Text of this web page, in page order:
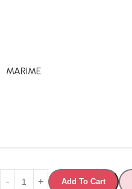
MARIME
Add To Cart